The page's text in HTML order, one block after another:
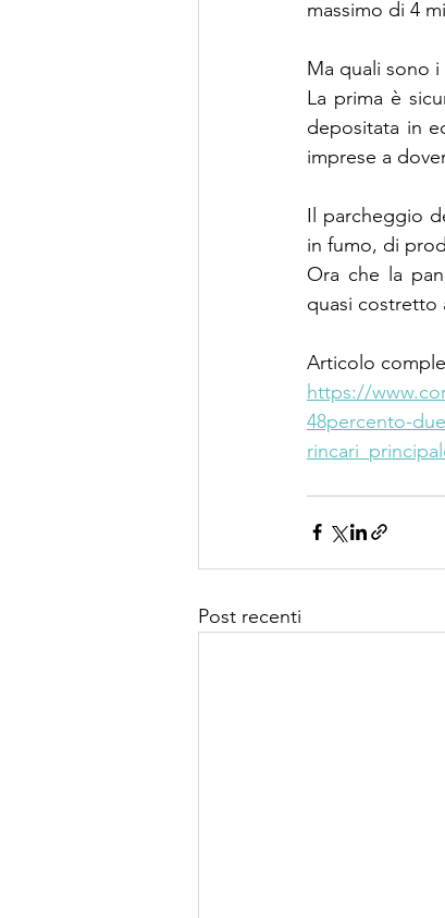
massimo di 4
Ma quali sono
La prima è
depositata in
imprese a
Il parcheggio
in fumo, di
Ora che la
quasi costretto
Articolo
https://
48percento-
Post recenti